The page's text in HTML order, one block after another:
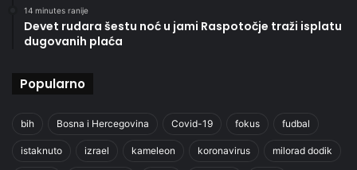
14 minutes ranije
Devet rudara šestu noć u jami Raspotočje traži isplatu
dugovanih plaća
Popularno
bih Bosna i Hercegovina Covid-19 fokus fudbal
istaknuto izrael kameleon koronavirus milorad dodik